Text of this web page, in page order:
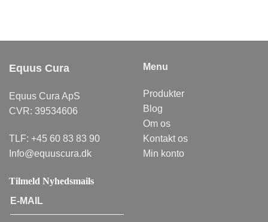
Equus Cura
Equus Cura ApS
CVR: 39534606
TLF: +45 60 83 83 90
Info@equuscura.dk
Tilmeld Nyhedsmails
E-MAIL
Menu
Produkter
Blog
Om os
Kontakt os
Min konto